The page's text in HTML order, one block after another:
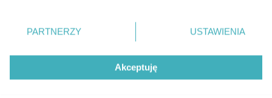
© 2026 CIEKAWOSTKIHISTORYCZNE.PL. ALL RIGHTS
zmienić/wycofać klikając przycisk ustawień prywatności
znajdujący się w lewym dolnym rogu strony
. Niektóre
użytkownika, ale masz prawo sprzeciwić się takiemu
przetwarzaniu. Preferencje będą miały zastosowania tylko
PARTNERZY USTAWIENIA
Akceptuję